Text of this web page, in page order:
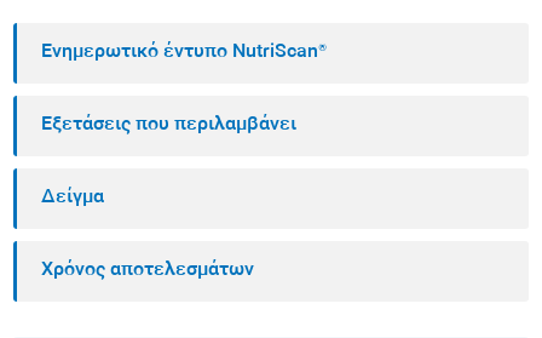
Ενημερωτικό έντυπο NutriScan®
Εξετάσεις που περιλαμβάνει
Δείγμα
Χρόνος αποτελεσμάτων